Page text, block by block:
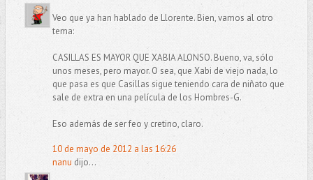
Veo que ya han hablado de Llorente. Bien, vamos al otro
tema:
CASILLAS ES MAYOR QUE XABIA ALONSO. Bueno, va, sólo
unos meses, pero mayor. O sea, que Xabi de viejo nada, lo
que pasa es que Casillas sigue teniendo cara de niñato que
sale de extra en una película de los Hombres-G.
Eso además de ser feo y cretino, claro.
10 de mayo de 2012 a las 16:26
nanu dijo...